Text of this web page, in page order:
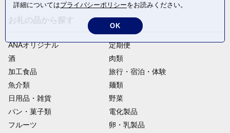
ANAオリジナル
定期便
酒
肉類
加工食品
旅行・宿泊・体験
魚介類
麺類
日用品・雑貨
野菜
パン・菓子類
電化製品
フルーツ
卵・乳製品
詳細についてはプライバシーポリシーをお読みください。
OK